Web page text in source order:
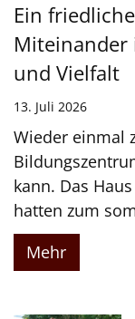
Ein
Miteinander
und Vielfalt
13. Juli 2026
Wieder einmal
kann. Das
hatten zum
Mehr